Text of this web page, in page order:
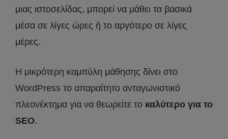
μιας ιστοσελίδας, μπορεί να μάθει τα βασικά
μέσα σε λίγες ώρες ή το αργότερο σε λίγες
μέρες.
Η μικρότερη καμπύλη μάθησης δίνει στο
WordPress το απαραίτητο ανταγωνιστικό
πλεονέκτημα για να θεωρείτε το καλύτερο για το
SEO.